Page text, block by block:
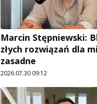
Marcin Stępniewski:
złych rozwiązań dla
zasadne
2026.07.30 09:12